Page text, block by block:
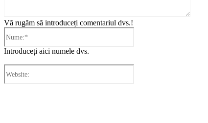
Vă rugăm să introduceți comentariul dvs.!
Introduceți aici numele dvs.